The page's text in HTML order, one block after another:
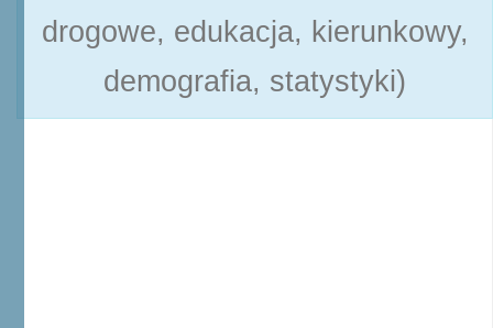
drogowe, edukacja, kierunkowy,
demografia, statystyki)